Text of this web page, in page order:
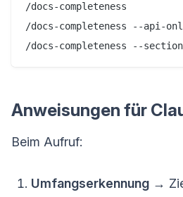
/docs-completeness
/docs-completeness --api-
Anweisungen für
Beim Aufruf:
Umfangserkennung →